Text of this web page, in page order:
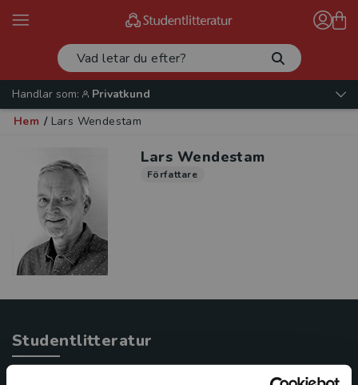
Handlar som:
Privatkund
Hem / Lars Wendestam
Lars Wendestam
Författare
Studentlitteratur
Studentlitteratur grundades 1963 och är idag Sveriges